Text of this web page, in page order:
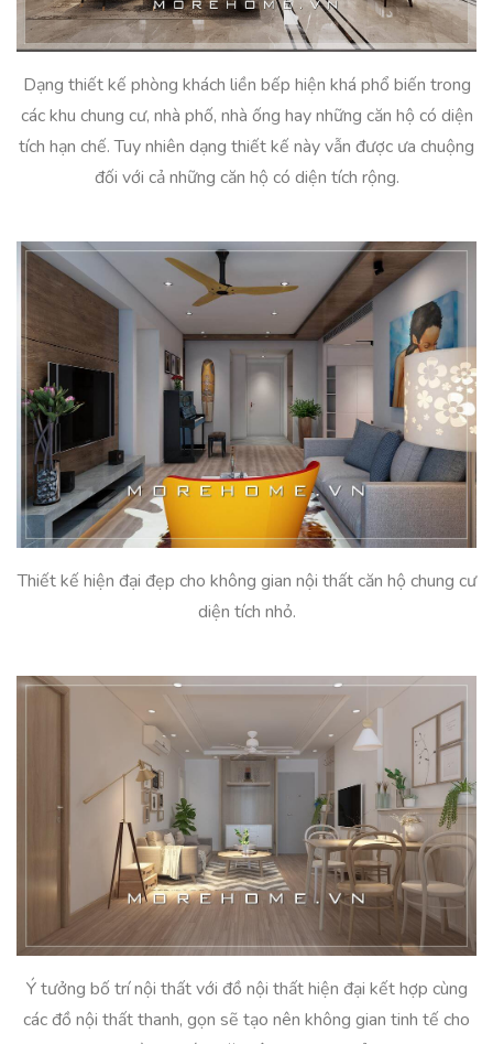
Dạng thiết kế phòng khách liền bếp hiện khá phổ biến trong
các khu chung cư, nhà phố, nhà ống hay những căn hộ có diện
tích hạn chế. Tuy nhiên dạng thiết kế này vẫn được ưa chuộng
đối với cả những căn hộ có diện tích rộng.
Thiết kế hiện đại đẹp cho không gian nội thất căn hộ chung cư
diện tích nhỏ.
Ý tưởng bố trí nội thất với đồ nội thất hiện đại kết hợp cùng
các đồ nội thất thanh, gọn sẽ tạo nên không gian tinh tế cho